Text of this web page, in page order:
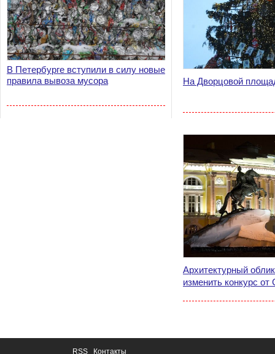
В Петербурге вступили в силу новые
правила вывоза мусора
На Дворцовой
Архитектурный
изменить конкурс от
RSS
Контакты